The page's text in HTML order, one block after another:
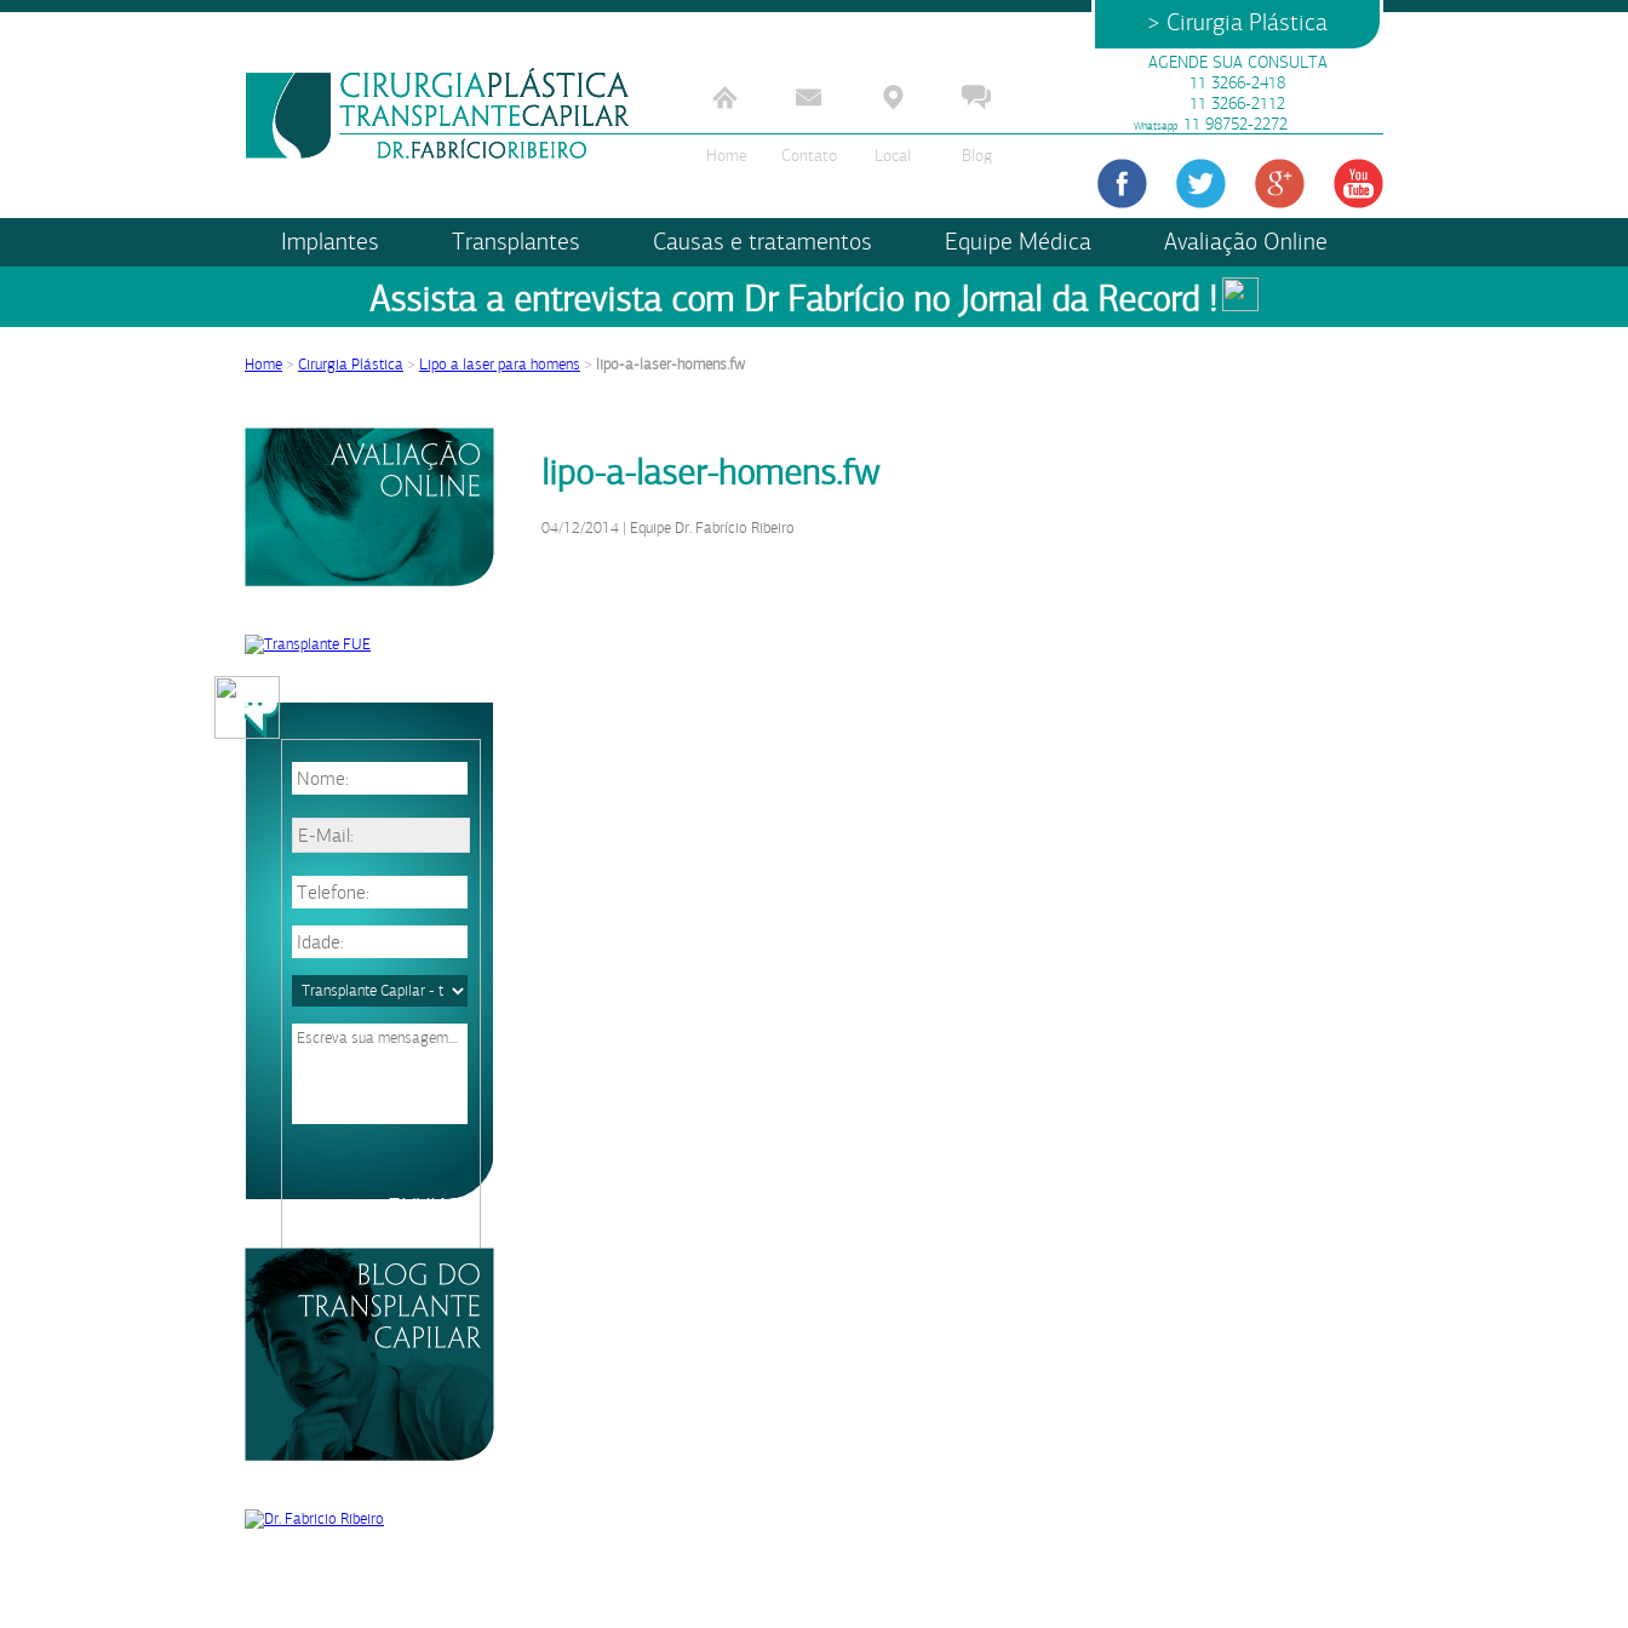
> Cirurgia Plástica
Home Contato Local Blog
AGENDE SUA CONSULTA
11 3266-2418
11 3266-2112
Whatsapp 11 98752-2272
Implantes Transplantes Causas e tratamentos Equipe Médica Avaliação Online
Assista a entrevista com Dr Fabrício no Jornal da Record !
Home > Cirurgia Plástica > Lipo a laser para homens > lipo-a-laser-homens.fw
field
empty.
lipo-a-laser-homens.fw
04/12/2014 | Equipe Dr. Fabrício Ribeiro